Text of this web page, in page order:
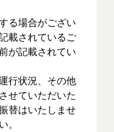
る場合がござい
載されているご
が記載されてい
行状況、その他
せていただいた
替はいたしませ
。